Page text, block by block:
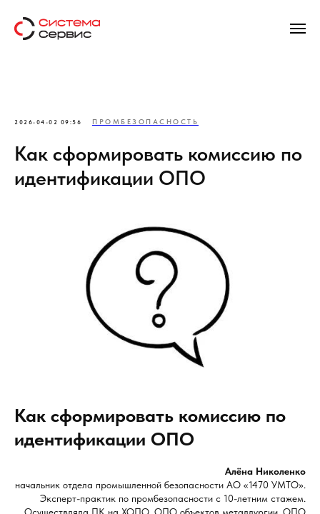
2026-04-02 09:56 ПРОМБЕЗОПАСНОСТЬ
Как сформировать комиссию по
идентификации ОПО
Как сформировать комиссию по
идентификации ОПО
Алёна Николенко
начальник отдела промышленной безопасности АО «1470 УМТО».
Эксперт-практик по промбезопасности с 10-летним стажем.